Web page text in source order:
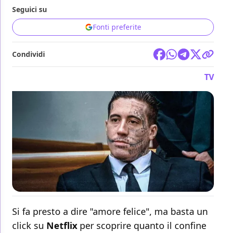
Seguici su
Fonti preferite
Condividi
TV
Si fa presto a dire "amore felice", ma basta un
click su Netflix per scoprire quanto il confine